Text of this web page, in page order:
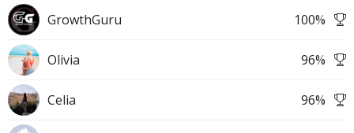
GrowthGuru 100%
Olivia 96%
Celia 96%